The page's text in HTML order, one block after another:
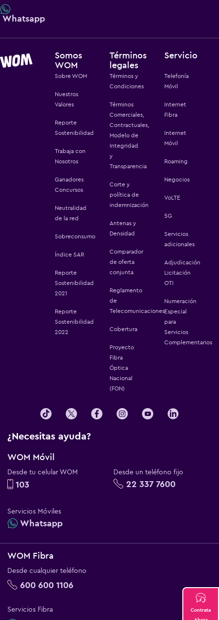
Whatsapp
Somos
WOM
Sobre WOM
Nuestros
Valores
Reporte
Sostenibilidad
Trabaja con
Nosotros
Ganadores
Concursos
Neutralidad
de la red
Sobreconsumo
Índice SAR
Reporte
Sostenibilidad
2021
Reporte
Sostenibilidad
2022
Términos
legales
Términos y
Condiciones
Términos
Comerciales,
Contractuales,
Modelo de
Integridad
y
Transparencia
Corte y
política de
indemnización
Antenas y
Densidad
Comparador
de oferta
conjunta
Reglamento
de
Telecomunicaciones
Cobertura
Proyecto
Fibra
Óptica
Nacional
(FON)
Servicio
Telefonía
Móvil
Internet
Fibra
Internet
Móvil
Roaming
Negocios
VoLTE
5G
Servicios
adicionales
Adjudicación
Licitación
OTI
Numeración
Especial
para
Servicios
Complementarios
¿Necesitas ayuda?
WOM Móvil
Desde tu celular WOM
103
Desde un teléfono fijo
22 337 7600
Servicios Móviles
Whatsapp
WOM Fibra
Desde cualquier teléfono
600 600 1106
Servicios Fibra
Contrata